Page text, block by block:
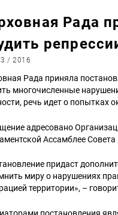
Рада
/ 2016
Рада приняла
многочисленные
речь идет о попытках
адресовано
Ассамблее
придаст
миру о нарушениях
территории», –